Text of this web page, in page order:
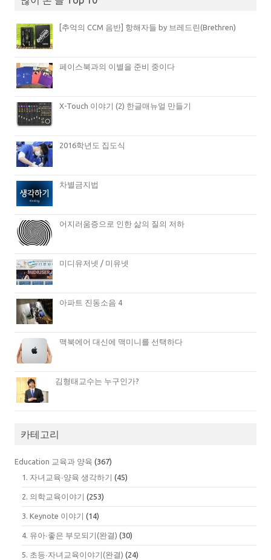
[추억의 CCM 음반] 항해자들 by 브레드린(Brethren)
페이스북과의 이별을 준비 중이다
X-Touch 이야기 (2) 한글매뉴얼 만들기
2016학년도 집도식
차별금지법
어지러움증으로 인한 삶의 질의 저하
미디유저넷 / 미유넷
아파트 진동소음 4
맥북에어 대신에 맥미니를 선택하다
김형태교수는 누구인가?
카테고리
Education 교육과 양육 (367)
1. 자녀교육∙양육 생각하기 (45)
2. 의학교육이야기 (253)
3. Keynote 이야기 (14)
4. 유아∙좋은 부모되기(완결) (30)
5. 초등∙자녀교육이야기(완결) (24)